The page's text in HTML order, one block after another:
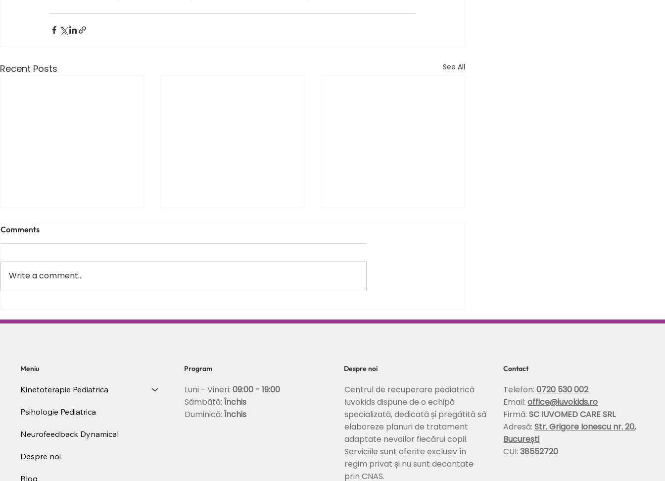
Recent Posts See All
apare, cum il recunosti si
Schroth in corectarea
psihică: între libertate
Comments
Write a comment...
Meniu
Kinetoterapie Pediatrica
Psihologie Pediatrica
Neurofeedback Dynamical
Despre noi
Blog
Despre noi
Centrul de recuperare pediatrică
Iuvokids dispune de o echipă
specializată, dedicată și pregătită să
elaboreze planuri de tratament
adaptate nevoilor fiecărui copil.
Serviciile sunt oferite exclusiv în
regim privat și nu sunt decontate
prin CNAS.
Program
Luni - Vineri: 09:00 - 19:00
Sâmbătă: Închis
Duminică: Închis
Contact
Telefon:0720 530 002
Email:office@iuvokids.ro
Firmă:SC IUVOMED CARE SRL
Adresă:Str. Grigore Ionescu nr. 20,
București
CUI:38552720